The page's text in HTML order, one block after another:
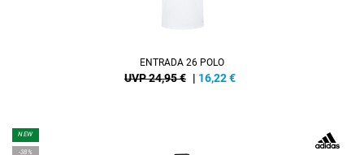
ENTRADA 26 POLO
UVP 24,95 € | 16,22€
NEW
-38%